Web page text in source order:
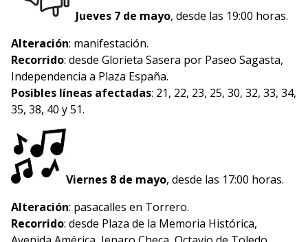
Jueves 7 de mayo, desde las 19:00 horas.
Alteración: manifestación.
Recorrido: desde Glorieta Sasera por Paseo Sagasta,
Independencia a Plaza España.
Posibles líneas afectadas: 21, 22, 23, 25, 30, 32, 33, 34,
35, 38, 40 y 51.
Viernes 8 de mayo, desde las 17:00 horas.
Alteración: pasacalles en Torrero.
Recorrido: desde Plaza de la Memoria Histórica,